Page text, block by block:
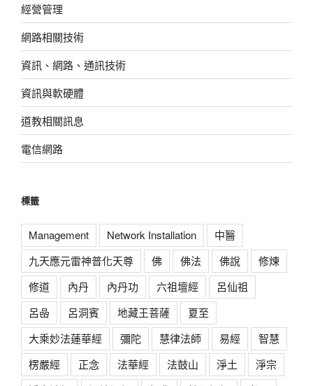
經營管理
網路相關技術
資訊、網路、通訊技術
資訊與軟硬體
道教相關訊息
電信網路
標籤
Management Network Installation
中醫
九天應元雷神普化天尊
佛 佛法 佛說
修煉
修道
內丹 內丹功 六祖壇經
呂仙祖
呂喦
呂洞賓 地藏王菩薩
夏至
大乘妙法蓮華經
彌陀 慧律法師 易經
智慧
楞嚴經
正念 法華經 法鼓山 淨土
淨宗